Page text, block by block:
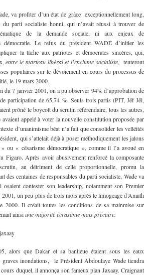
va profiter d’un état de grâce exceptionnellement long,
parti socialiste honni, qui n’avait réussi à trouver de
de la demande sociale, ni aux enjeux de
démocratie. Le refus du président WADE d’initier les
la tâche aux patriotes et démocrates sincères, qui,
entre le marteau libéral et l’enclume socialiste, tenteront
populaires sur le dévoiement en cours du processus de
le 19 mars 2000.
janvier 2001, on a pu observer 94% d’approbation de
participation de 65,74 %. Seuls trois partis (PIT, Jëf Jël,
prôné le boycott du scrutin référendaire, tous les autres,
appelé à voter la nouvelle constitution proposée par
d’unanimisme béat n’a fait que consolider les velléités
qui s’attelait déjà à poser méthodiquement les jalons
ou « césarisme démocratique », comme il l’a avoué en
Figaro. Après avoir abusivement renforcé la composante
au détriment de celle proportionnelle, promu la
des centaines de responsables du parti socialiste, Wade va
contester son leadership, notamment son Premier
un peu plus de trois mois après le limogeage d’Amath
2000. Il créait toutes les conditions de sa mainmise sur
ainsiune majorité écrasante mais précaire.
alors que Dakar et sa banlieue étaient sous les eaux
graves inondations, le Président Abdoulaye Wade tiendra
duquel, il annonça son fameux plan Jaxaay. Craignant